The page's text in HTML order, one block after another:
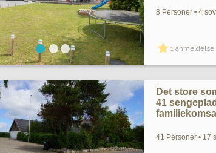
8 Personer • 4
1 anmeldelse
Det store
41
41 Personer • 17